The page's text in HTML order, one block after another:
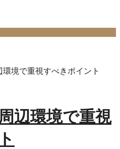
境で重視すべきポイント
辺環境で重視